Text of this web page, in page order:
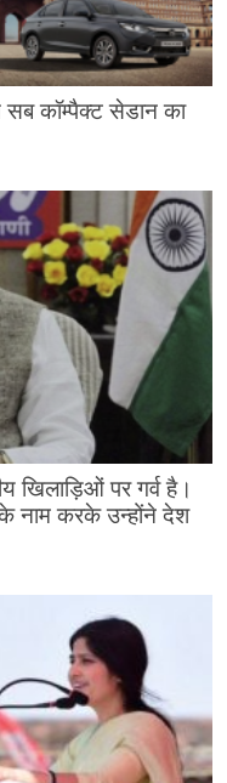
सब कॉम्पैक्ट सेडान का
खिलाड़िओं पर गर्व है।
के नाम करके उन्होंने देश